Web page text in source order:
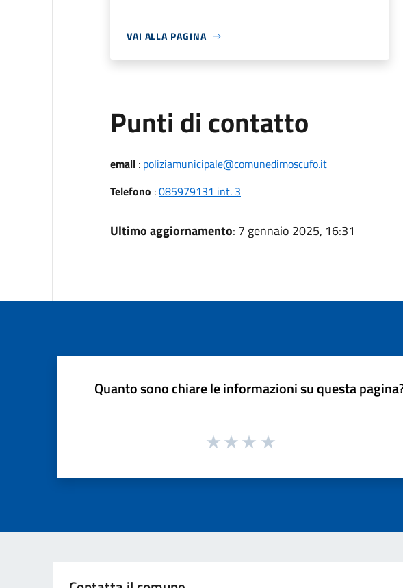
VAI ALLA PAGINA
Punti di contatto
email: poliziamunicipale@comunedimoscufo.it
Telefono :085979131 int. 3
Ultimo aggiornamento: 7 gennaio 2025, 16:31
Quanto sono chiare le informazioni su questa